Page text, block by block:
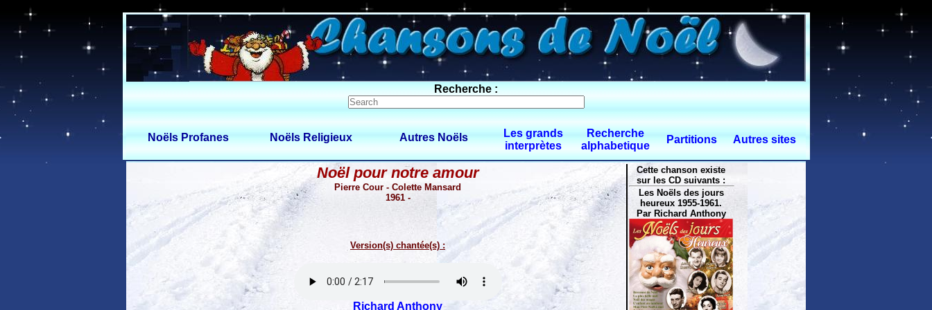
0 $limitbot 1 $limittot 2
Recherche :
Noëls Profanes Noëls Religieux Autres Noëls
Les grands
interprètes
Recherche
alphabetique
Partitions Autres sites
Noël pour notre amour
Pierre Cour - Colette Mansard
1961 -
Version(s) chantée(s) :
Richard Anthony
Cette chanson existe
sur les CD suivants :
Les Noëls des jours
heureux 1955-1961.
Par Richard Anthony